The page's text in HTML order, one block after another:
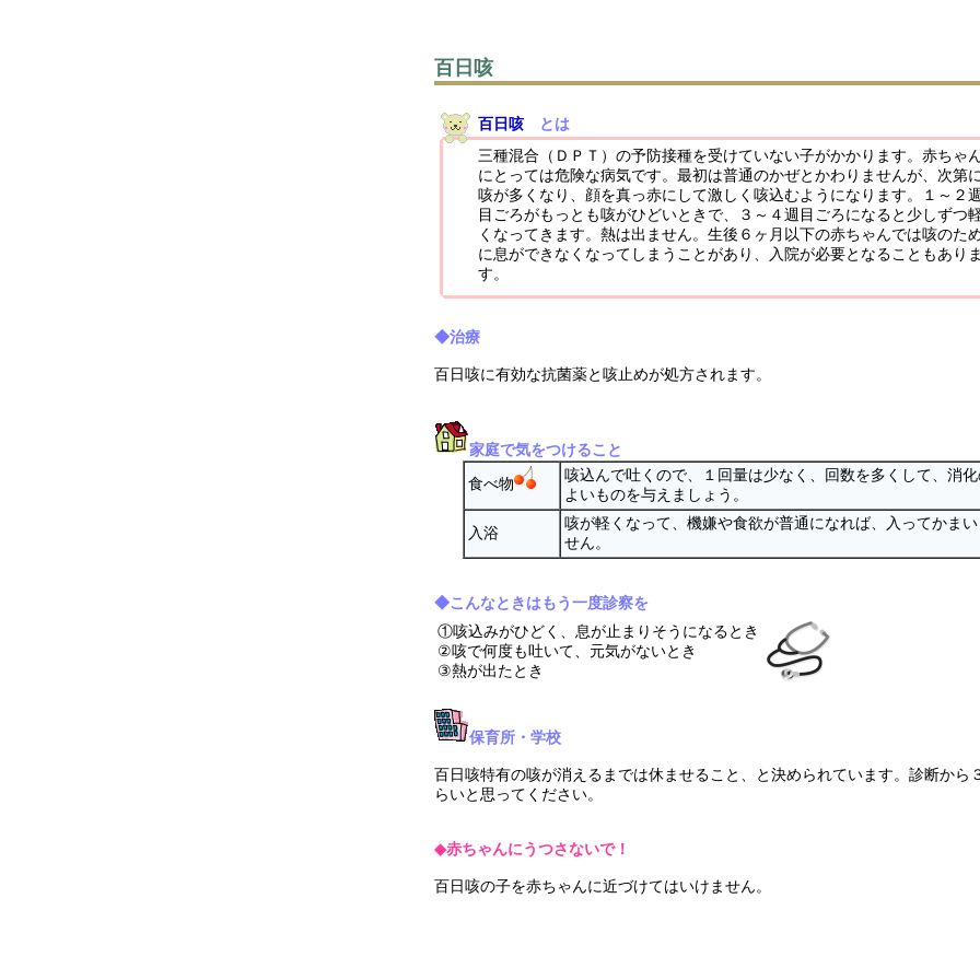
百日咳
百日咳
とは
三種混合（ＤＰＴ）の予防接種を受けていない子がかかります。赤ちゃ
にとっては危険な病気です。最初は普通のかぜとかわりませんが、次第
咳が多くなり、顔を真っ赤にして激しく咳込むようになります。１～２週
目ごろがもっとも咳がひどいときで、３～４週目ごろになると少しずつ
くなってきます。熱は出ません。生後６ヶ月以下の赤ちゃんでは咳のた
に息ができなくなってしまうことがあり、入院が必要となることもありま
す。
◆治療
百日咳に有効な抗菌薬と咳止めが処方されます。
家庭で気をつけること
食べ物
咳込んで吐くので、１回量は少なく、回数を多くして、消
よいものを与えましょう。
入浴
咳が軽くなって、機嫌や食欲が普通になれば、入ってかまい
せん。
◆こんなときはもう一度診察を
①咳込みがひどく、息が止まりそうになるとき
②咳で何度も吐いて、元気がないとき
③熱が出たとき
保育所・学校
百日咳特有の咳が消えるまでは休ませること、と決められています。診断から
らいと思ってください。
◆赤ちゃんにうつさないで！
百日咳の子を赤ちゃんに近づけてはいけません。